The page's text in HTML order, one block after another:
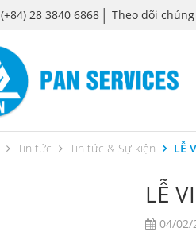
(+84) 28 3840 6868 Theo dõi
Tin tức Tin tức & Sự kiện LỄ
LỄ
04/02/